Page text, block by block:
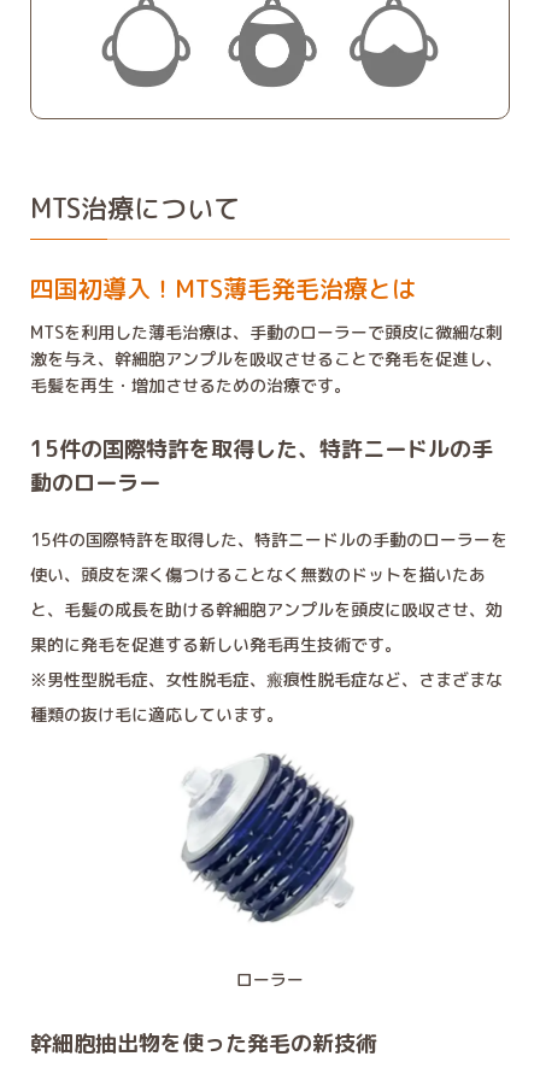
MTS治療について
四国初導入！MTS薄毛発毛治療とは
MTSを利用した薄毛治療は、手動のローラーで頭皮に微細な刺
激を与え、幹細胞アンプルを吸収させることで発毛を促進し、
毛髪を再生・増加させるための治療です。
15件の国際特許を取得した、特許ニードルの手
動のローラー
15件の国際特許を取得した、特許ニードルの手動のローラーを
使い、頭皮を深く傷つけることなく無数のドットを描いたあ
と、毛髪の成長を助ける幹細胞アンプルを頭皮に吸収させ、効
果的に発毛を促進する新しい発毛再生技術です。
※男性型脱毛症、女性脱毛症、瘢痕性脱毛症など、さまざまな
種類の抜け毛に適応しています。
ローラー
幹細胞抽出物を使った発毛の新技術